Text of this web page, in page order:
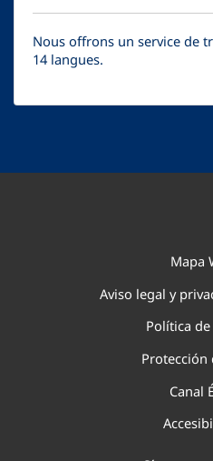
Nous offrons un service de
14 langues.
Mapa
Aviso legal y
Política
Protección
Canal